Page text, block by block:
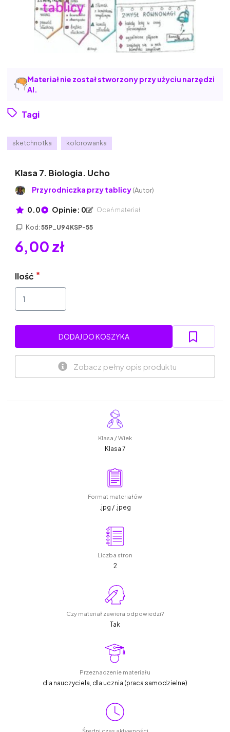
Materiał nie został stworzony przy użyciu narzędzi
AI.
Tagi
sketchnotka kolorowanka
Klasa 7. Biologia. Ucho
Przyrodniczka przy tablicy(Autor)
0.0 Opinie: 0 Oceń materiał
Kod: 55P_U94KSP-55
6,00 zł
Ilość
DODAJ DO KOSZYKA
Zobacz pełny opis produktu
Klasa / Wiek
Klasa 7
Format materiałów
.jpg / .jpeg
Liczba stron
2
Czy materiał zawiera odpowiedzi?
Tak
Przeznaczenie materiału
dla nauczyciela, dla ucznia (praca samodzielne)